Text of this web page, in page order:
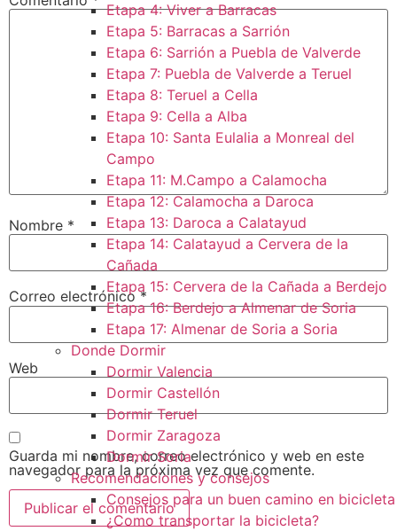
Etapa 4: Viver a Barracas
Etapa 5: Barracas a Sarrión
Etapa 6: Sarrión a Puebla de Valverde
Etapa 7: Puebla de Valverde a Teruel
Etapa 8: Teruel a Cella
Etapa 9: Cella a Alba
Etapa 10: Santa Eulalia a Monreal del
Campo​
Etapa 11: M.Campo a Calamocha​
Etapa 12: Calamocha a Daroca ​
Etapa 13: Daroca a Calatayud
Etapa 14: Calatayud a Cervera de la
Cañada​
Etapa 15: Cervera de la Cañada a Berdejo
Etapa 16: Berdejo a Almenar de Soria
Etapa 17: Almenar de Soria a Soria ​
Donde Dormir
Dormir Valencia
Dormir Castellón
Dormir Teruel
Dormir Zaragoza
Dormir Soria
Recomendaciones y consejos
Consejos para un buen camino en bicicleta
¿Como transportar la bicicleta?
Nombre *
Correo electrónico*
Web
Guarda mi nombre, correo electrónico y web en este
navegador para la próxima vez que comente.